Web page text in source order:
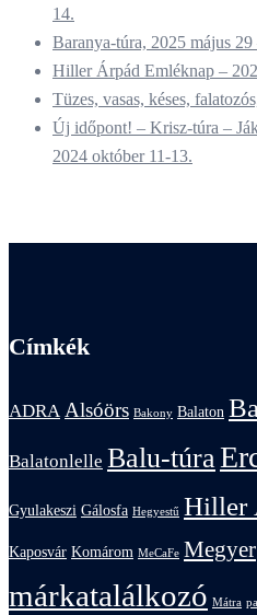
14.
Baranya-túra, 2025 május
Hiller Árpád Emléknap –
Tüzes, vasas, késes,
Új időpont! – Krisz-túra –
2024 október 11-13.
Címkék
ADRA Alsóörs Bakony Balaton
Balatonlelle Balu-túra
Gyulakeszi Gálosfa Hegyestű Hiller
Kaposvár Komárom MeCaFe Megyer
márkatalálkozó Mátra